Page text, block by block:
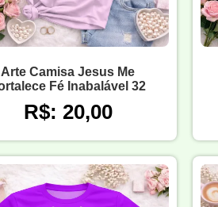
Arte Camisa Jesus Me
Fé Inabalável 32
R$: 20,00